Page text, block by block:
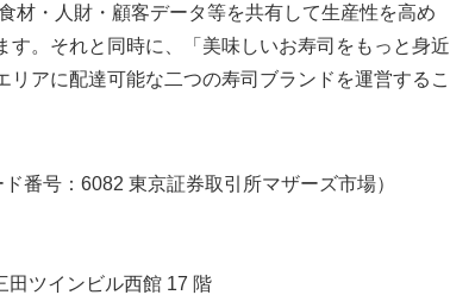
材・人財・顧客データ等を共有して生産性を高め
。それと同時に、「美味しいお寿司をもっと身近
アに配達可能な二つの寿司ブランドを運営するこ
号：6082 東京証券取引所マザーズ市場）
田ツインビル西館 17 階